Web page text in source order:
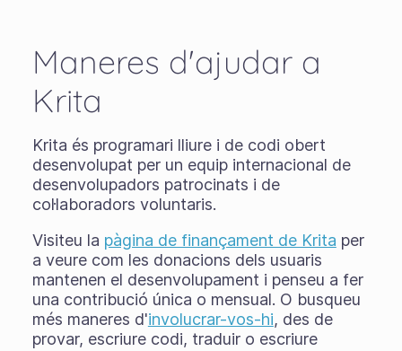
Maneres d'ajudar a
Krita
Krita és programari lliure i de codi obert
desenvolupat per un equip internacional de
desenvolupadors patrocinats i de
col·laboradors voluntaris.
Visiteu la pàgina de finançament de Krita per
a veure com les donacions dels usuaris
mantenen el desenvolupament i penseu a fer
una contribució única o mensual. O busqueu
més maneres d'involucrar-vos-hi, des de
provar, escriure codi, traduir o escriure